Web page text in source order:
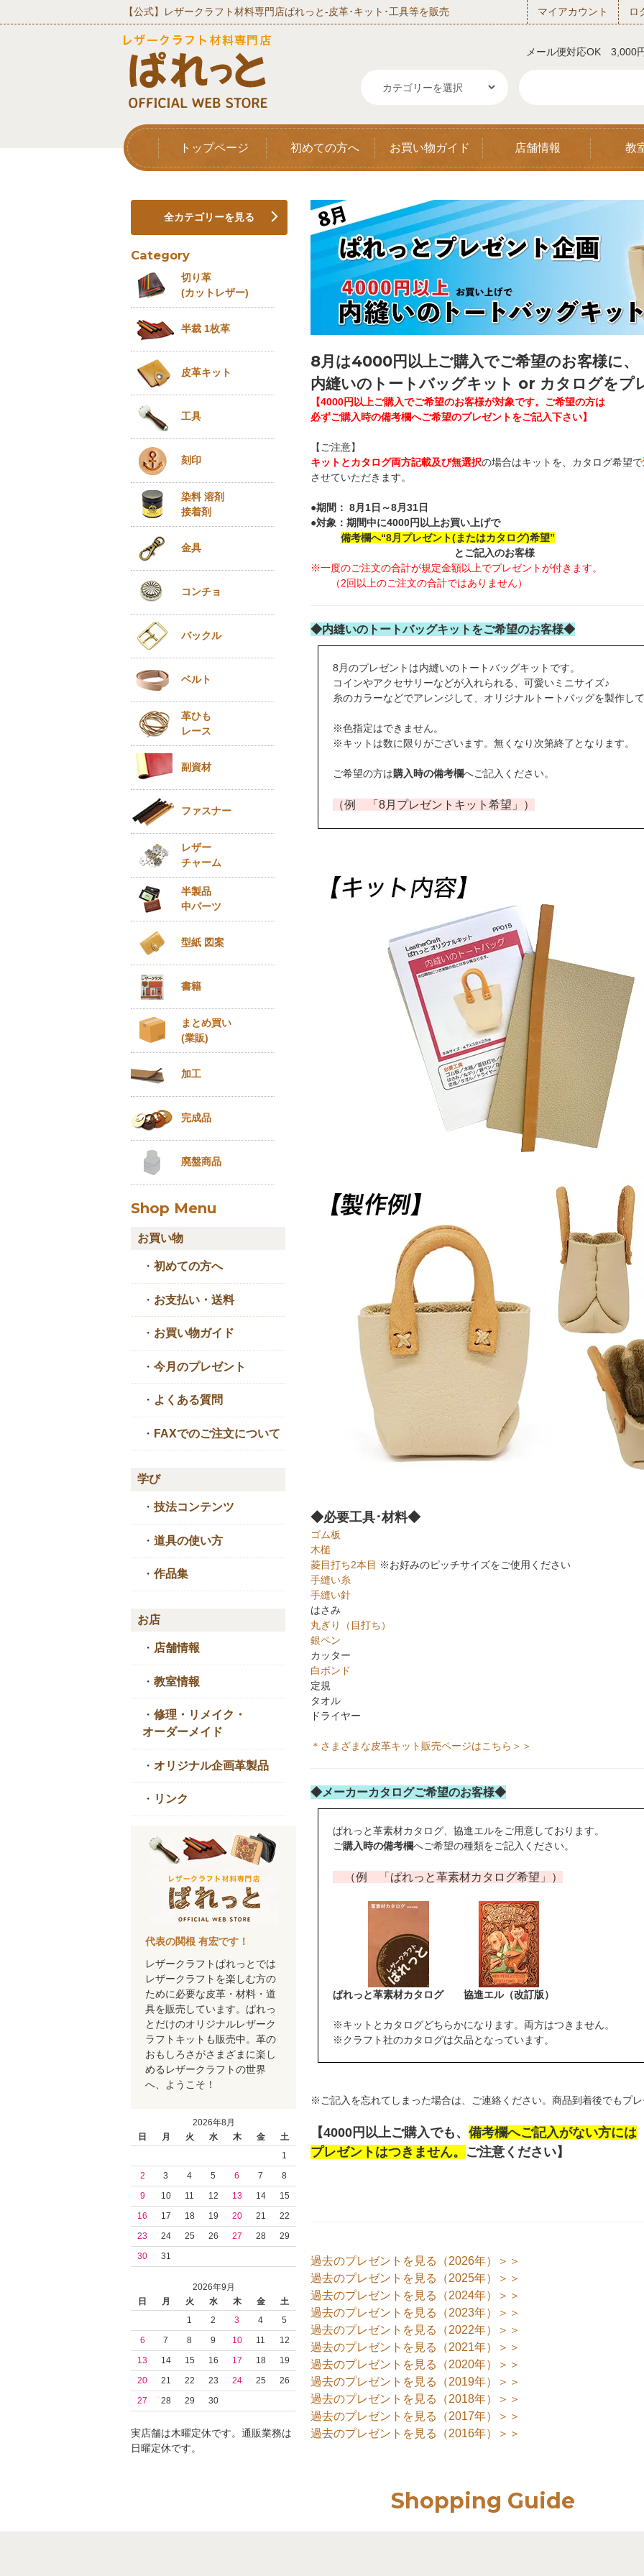
【公式】レザークラフト材料専門店ぱれっと‐皮革･キット･工具等を販売 マイアカウント ロ
メール便対応OK 3,000
トップページ 初めての方へ お買い物ガイド 店舗情報 教
8月は4000円以上ご購入でご希望のお客様に、
内縫いのトートバッグキット or カタログをプ
【4000円以上ご購入でご希望のお客様が対象です。ご希望の方は
必ずご購入時の備考欄へご希望のプレゼントをご記入下さい】
【ご注意】
キットとカタログ両方記載及び無選択の場合はキットを、カタログ希望で
させていただきます。
●期間： 8月1日～8月31日
●対象：期間中に4000円以上お買い上げで
備考欄へ“8月プレゼント(またはカタログ)希望”
とご記入のお客様
※一度のご注文の合計が規定金額以上でプレゼントが付きます。
（2回以上のご注文の合計ではありません）
◆内縫いのトートバッグキットをご希望のお客様◆
8月のプレゼントは内縫いのトートバッグキットです。
コインやアクセサリーなどが入れられる、可愛いミニサイズ♪
糸のカラーなどでアレンジして、オリジナルトートバッグを製作して
※色指定はできません。
※キットは数に限りがございます。無くなり次第終了となります。
ご希望の方は購入時の備考欄へご記入ください。
（例 「8月プレゼントキット希望」）
◆必要工具･材料◆
ゴム板
木槌
菱目打ち2本目 ※お好みのピッチサイズをご使用ください
手縫い糸
手縫い針
はさみ
丸ぎり（目打ち）
銀ペン
カッター
白ボンド
定規
タオル
ドライヤー
＊さまざまな皮革キット販売ページはこちら＞＞
◆メーカーカタログご希望のお客様◆
ぱれっと革素材カタログ、協進エルをご用意しております。
ご購入時の備考欄へご希望の種類をご記入ください。
（例 「ぱれっと革素材カタログ希望」）
ぱれっと革素材カタログ 協進エル（改訂版）
※キットとカタログどちらかになります。両方はつきません。
※クラフト社のカタログは欠品となっています。
※ご記入を忘れてしまった場合は、ご連絡ください。商品到着後でもプレ
【4000円以上ご購入でも、 備考欄へご記入がない方には
プレゼントはつきません。 ご注意ください】
過去のプレゼントを見る（2026年）＞＞
過去のプレゼントを見る（2025年）＞＞
過去のプレゼントを見る（2024年）＞＞
過去のプレゼントを見る（2023年）＞＞
過去のプレゼントを見る（2022年）＞＞
過去のプレゼントを見る（2021年）＞＞
過去のプレゼントを見る（2020年）＞＞
過去のプレゼントを見る（2019年）＞＞
過去のプレゼントを見る（2018年）＞＞
過去のプレゼントを見る（2017年）＞＞
過去のプレゼントを見る（2016年）＞＞
全カテゴリーを見る
Category
切り革
(カットレザー)
半裁 1枚革
皮革キット
工具
刻印
染料 溶剤
接着剤
金具
コンチョ
バックル
ベルト
革ひも
レース
副資材
ファスナー
レザー
チャーム
半製品
中パーツ
型紙 図案
書籍
まとめ買い
(業販)
加工
完成品
廃盤商品
Shop Menu
お買い物
・ 初めての方へ
・ お支払い・送料
・ お買い物ガイド
・ 今月のプレゼント
・ よくある質問
・ FAXでのご注文について
学び
・ 技法コンテンツ
・ 道具の使い方
・ 作品集
お店
・ 店舗情報
・ 教室情報
・ 修理・リメイク・
オーダーメイド
・ オリジナル企画革製品
・ リンク
代表の関根 有宏です！
レザークラフトぱれっとでは
レザークラフトを楽しむ方の
ために必要な皮革・材料・道
具を販売しています。ぱれっ
とだけのオリジナルレザーク
ラフトキットも販売中。革の
おもしろさがさまざまに楽し
めるレザークラフトの世界
へ、ようこそ！
2026年8月
日
月 火 水 木 金
土
1
2
3 4 5 6 7
8
9
10 11 12 13 14
15
16
17 18 19 20 21
22
23
24 25 26 27 28
29
30
31
2026年9月
日
月 火 水 木 金
土
1
2 3 4
5
6
7 8 9 10 11
12
13
14 15 16 17 18
19
20
21 22 23 24 25
26
27
28 29 30
実店舗は木曜定休です。通販業務は
日曜定休です。
Shopping Guide